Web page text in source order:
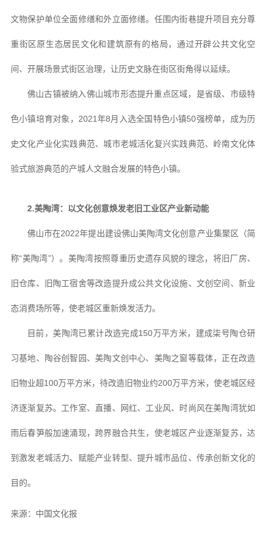
文物保护单位全面修缮和外立面修缮。任围内街巷提升项目充分尊
重街区原生态居民文化和建筑原有的格局，通过开辟公共文化空
间、开展场景式街区治理，让历史文脉在街区街角得以延续。
佛山古镇被纳入佛山城市形态提升重点区域，是省级、市级特
色小镇培育对象，2021年8月入选全国特色小镇50强榜单，成为历
史文化产业化实践典范、城市老城活化复兴实践典范、岭南文化体
验式旅游典范的产城人文融合发展的特色小镇。
2.美陶湾：以文化创意焕发老旧工业区产业新动能
佛山市在2022年提出建设佛山美陶湾文化创意产业集聚区（简
称“美陶湾”）。美陶湾按照尊重历史遗存风貌的理念，将旧厂房、
旧仓库、旧陶工宿舍等改造提升成公共文化设施、文创空间、新业
态消费场所等，使老城区重新焕发活力。
目前，美陶湾已累计改造完成150万平方米，建成柒号陶仓研
习基地、陶谷创智园、美陶文创中心、美陶之窗等载体，正在改造
旧物业超100万平方米，待改造旧物业约200万平方米，使老城区经
济逐渐复苏。工作室、直播、网红、工业风、时尚风在美陶湾犹如
雨后春笋般加速涌现，跨界融合共生，使老城区产业逐渐复苏，达
到激发老城活力、赋能产业转型、提升城市品位、传承创新文化的
目的。
来源：中国文化报